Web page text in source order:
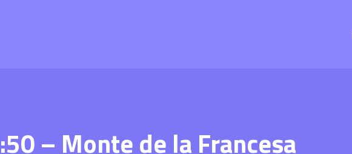
– Monte de la Francesa